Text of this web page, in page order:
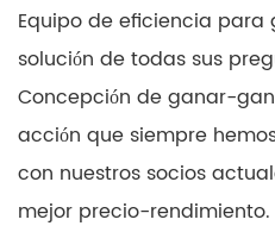
Equipo de eficiencia para
solución de todas sus
Concepción de ganar-
acción que siempre
con nuestros socios
mejor precio-rendimiento.